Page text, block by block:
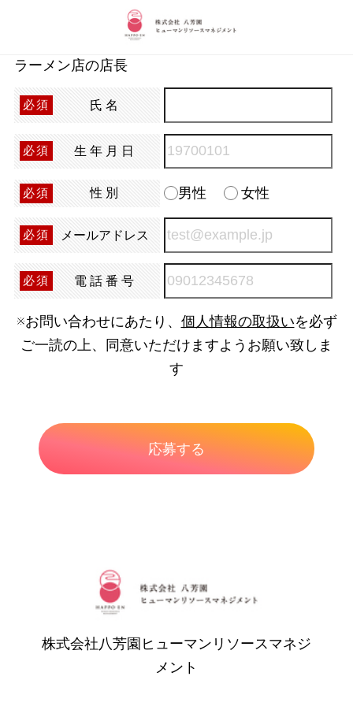
ラーメン店の店長
必須 氏名
必須 生年月日
必須 性別 男性 女性
必須 メールアドレス
必須 電話番号
※お問い合わせにあたり、 個人情報の取扱いを必ず
ご一読の上、同意いただけますようお願い致しま
す
株式会社八芳園ヒューマンリソースマネジ
メント